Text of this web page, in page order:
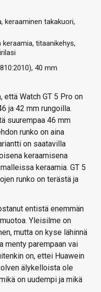
keraaminen takakuori,
titaanikehys,
40 mm
että Watch GT 5 Pro on
ja 42 mm rungoilla.
suurempaa 46 mm
runko on aina
on saatavilla
keraamisena
keraamia. GT 5
runko on terästä ja
entistä enemmän
Yleisilme on
mutta on kyse lähinnä
menty parempaan vai
on, ettei Huawein
älykelloista ole
on uudempi ja mikä